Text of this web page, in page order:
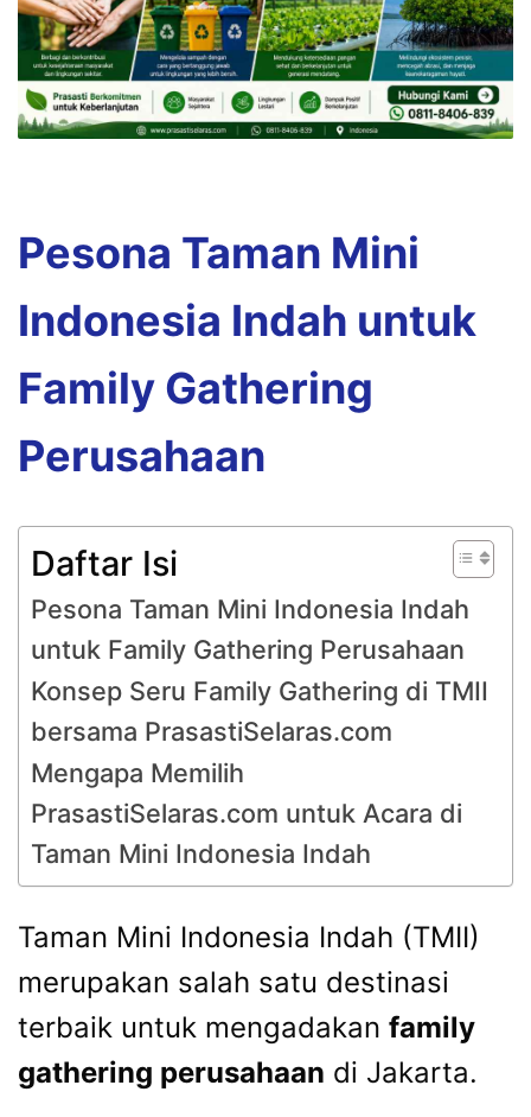
Pesona Taman Mini
Indonesia Indah untuk
Family Gathering
Perusahaan
Daftar Isi
Pesona Taman Mini Indonesia Indah
untuk Family Gathering Perusahaan
Konsep Seru Family Gathering di TMII
bersama PrasastiSelaras.com
Mengapa Memilih
PrasastiSelaras.com untuk Acara di
Taman Mini Indonesia Indah
Taman Mini Indonesia Indah (TMII)
merupakan salah satu destinasi
terbaik untuk mengadakan family
gathering perusahaan di Jakarta.